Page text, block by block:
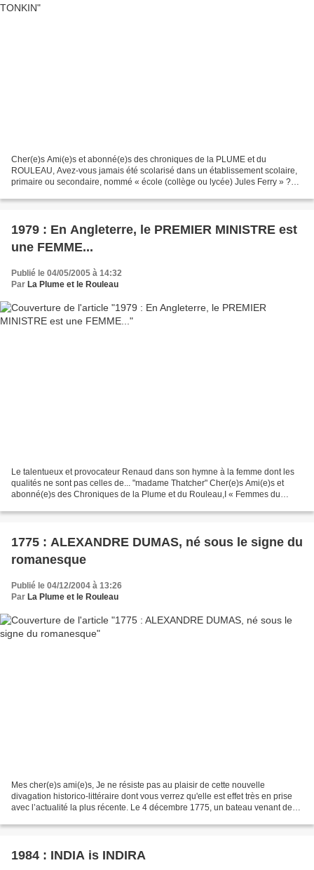
Cher(e)s Ami(e)s et abonné(e)s des chroniques de la PLUME et du
ROULEAU, Avez-vous jamais été scolarisé dans un établissement scolaire,
primaire ou secondaire, nommé « école (collège ou lycée) Jules Ferry » ?
1979 : En Angleterre, le PREMIER MINISTRE est
une FEMME...
Publié le 04/05/2005 à 14:32
Par La Plume et le Rouleau
Le talentueux et provocateur Renaud dans son hymne à la femme dont les
qualités ne sont pas celles de... "madame Thatcher" Cher(e)s Ami(e)s et
abonné(e)s des Chroniques de la Plume et du Rouleau,I « Femmes du
1775 : ALEXANDRE DUMAS, né sous le signe du
romanesque
Publié le 04/12/2004 à 13:26
Par La Plume et le Rouleau
Mes cher(e)s ami(e)s, Je ne résiste pas au plaisir de cette nouvelle
divagation historico-littéraire dont vous verrez qu'elle est effet très en prise
avec l’actualité la plus récente. Le 4 décembre 1775, un bateau venant de
1984 : INDIA is INDIRA